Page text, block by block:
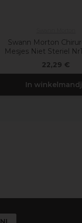
Swann Morton
Mesjes Niet Steriel
22,29 €
In